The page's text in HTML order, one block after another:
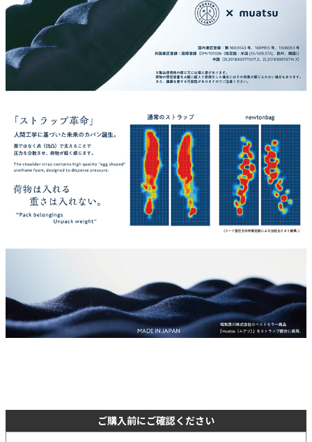
ご購入前にご確認ください